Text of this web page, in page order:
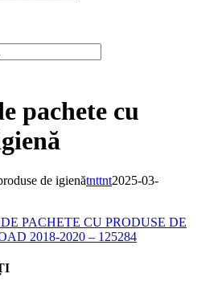
pachete cu
de igienătnttnt2025-03-
PACHETE CU PRODUSE DE
2018-2020 – 125284